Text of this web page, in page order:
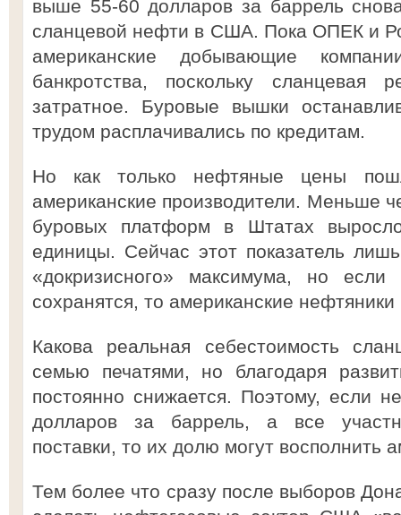
выше 55-60 долларов за баррель
сланцевой нефти в США. Пока ОПЕК и
американские добывающие
банкротства, поскольку
затратное. Буровые вышки
трудом расплачивались по кредитам.
Но как только нефтяные цены
американские производители. Меньше
буровых платформ в Штатах
единицы. Сейчас этот показатель
«докризисного» максимума, но
сохранятся, то американские
Какова реальная себестоимость
семью печатями, но благодаря
постоянно снижается. Поэтому, если
долларов за баррель, а все
поставки, то их долю могут восполнить
Тем более что сразу после выборов